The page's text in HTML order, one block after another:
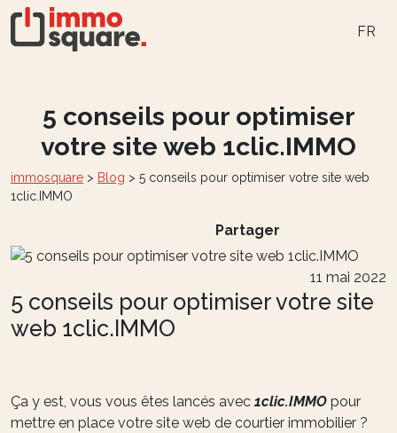
FR
5 conseils pour optimiser
votre site web 1clic.IMMO
immosquare > Blog > 5 conseils pour optimiser votre site web
1clic.IMMO
Partager
11 mai 2022
5 conseils pour optimiser votre site
web 1clic.IMMO
Ça y est, vous vous êtes lancés avec 1clic.IMMO pour
mettre en place votre site web de courtier immobilier ?